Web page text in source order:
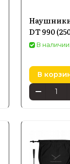
DT 990
В
В